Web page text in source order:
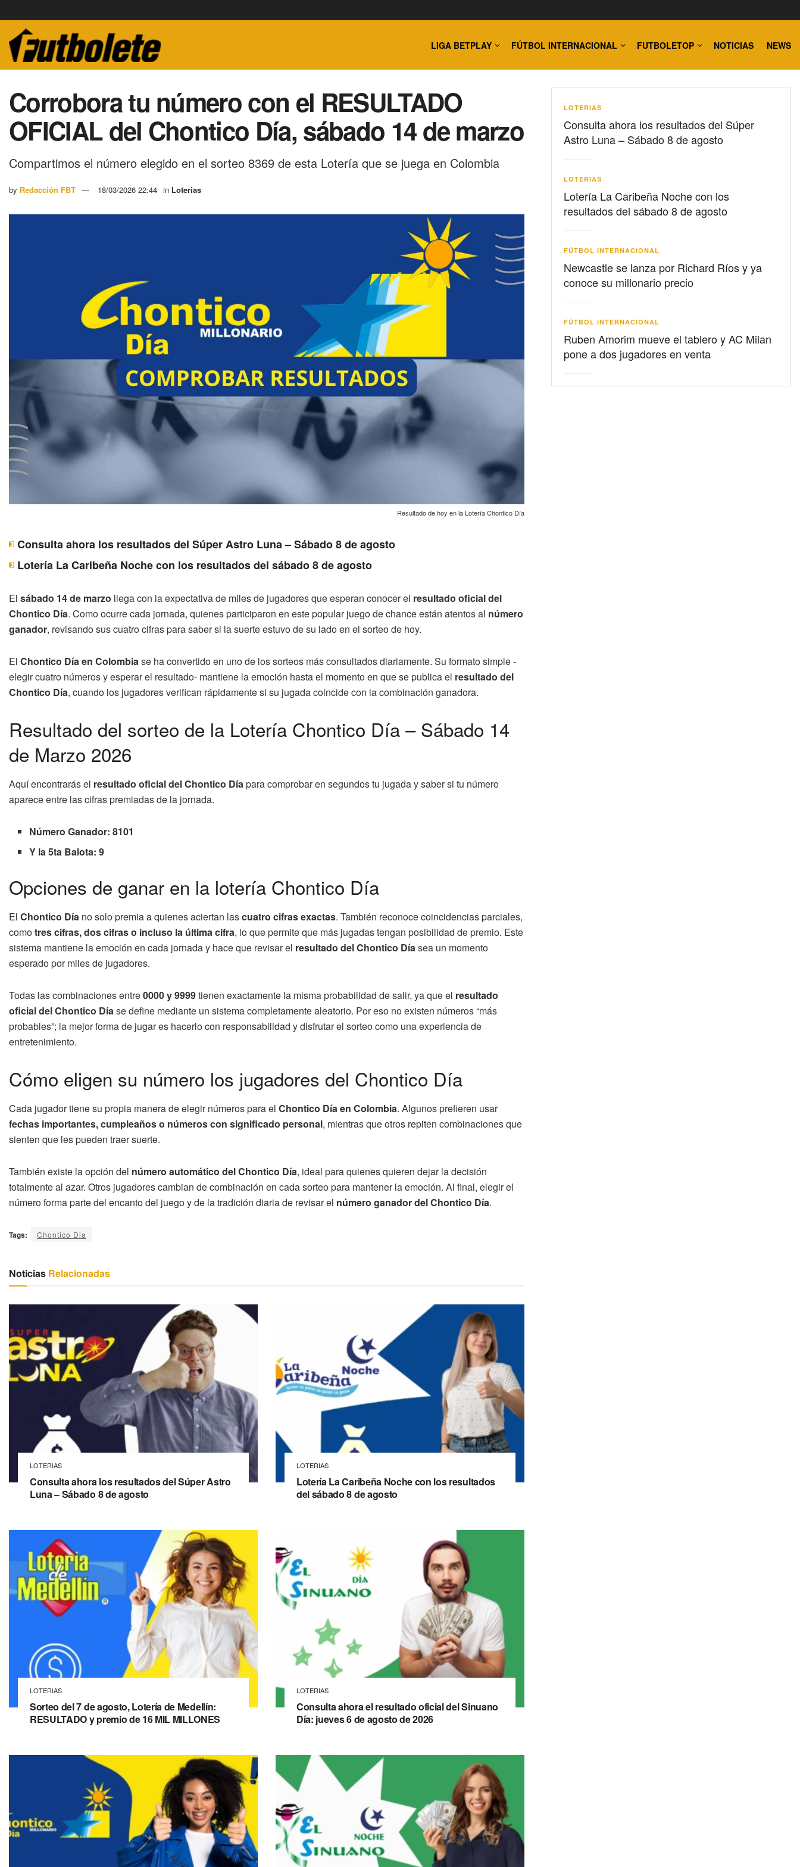
LIGA BETPLAY FÚTBOL INTERNACIONAL FUTBOLETOP NOTICIAS NEWS
Corrobora tu número con el RESULTADO
OFICIAL del Chontico Día, sábado 14 de marzo
Compartimos el número elegido en el sorteo 8369 de esta Lotería que se juega en Colombia
by Redacción FBT 18/03/2026 22:44 in Loterias
Resultado de hoy en la Lotería Chontico Día
Consulta ahora los resultados del Súper Astro Luna – Sábado 8 de agosto
Lotería La Caribeña Noche con los resultados del sábado 8 de agosto
El sábado 14 de marzo llega con la expectativa de miles de jugadores que esperan conocer el resultado oficial del
Chontico Día. Como ocurre cada jornada, quienes participaron en este popular juego de chance están atentos al número
ganador, revisando sus cuatro cifras para saber si la suerte estuvo de su lado en el sorteo de hoy.
El Chontico Día en Colombiase ha convertido en uno de los sorteos más consultados diariamente. Su formato simple -
elegir cuatro números y esperar el resultado- mantiene la emoción hasta el momento en que se publica el resultado del
Chontico Día, cuando los jugadores verifican rápidamente si su jugada coincide con la combinación ganadora.
Resultado del sorteo de la Lotería Chontico Día – Sábado 14
de Marzo 2026
Aquí encontrarás el resultado oficial del Chontico Día para comprobar en segundos tu jugada y saber si tu número
aparece entre las cifras premiadas de la jornada.
Número Ganador: 8101
Y la 5ta Balota: 9
Opciones de ganar en la lotería Chontico Día
El Chontico Día no solo premia a quienes aciertan lascuatro cifras exactas. También reconoce coincidencias parciales,
comotres cifras, dos cifras o incluso la última cifra, lo que permite que más jugadas tengan posibilidad de premio. Este
sistema mantiene la emoción en cada jornada y hace que revisar el resultado del Chontico Díasea un momento
esperado por miles de jugadores.
Todas las combinaciones entre0000 y 9999tienen exactamente la misma probabilidad de salir, ya que el resultado
oficial del Chontico Díase define mediante un sistema completamente aleatorio. Por eso no existen números “más
probables”; la mejor forma de jugar es hacerlo con responsabilidad y disfrutar el sorteo como una experiencia de
entretenimiento.
Cómo eligen su número los jugadores del Chontico Día
Cada jugador tiene su propia manera de elegir números para el Chontico Día en Colombia. Algunos prefieren usar
fechas importantes, cumpleaños o números con significado personal, mientras que otros repiten combinaciones que
sienten que les pueden traer suerte.
También existe la opción del número automático del Chontico Día, ideal para quienes quieren dejar la decisión
totalmente al azar. Otros jugadores cambian de combinación en cada sorteo para mantener la emoción. Al final, elegir el
número forma parte del encanto del juego y de la tradición diaria de revisar el número ganador del Chontico Día.
Tags: Chontico Dia
Noticias Relacionadas
LOTERIAS
Consulta ahora los resultados del Súper Astro
Luna – Sábado 8 de agosto
LOTERIAS
Lotería La Caribeña Noche con los resultados
del sábado 8 de agosto
LOTERIAS
Sorteo del 7 de agosto, Lotería de Medellín:
RESULTADO y premio de 16 MIL MILLONES
LOTERIAS
Consulta ahora el resultado oficial del Sinuano
Día: jueves 6 de agosto de 2026
LOTERIAS
Consulta ahora los resultados del Súper
Astro Luna – Sábado 8 de agosto
LOTERIAS
Lotería La Caribeña Noche con los
resultados del sábado 8 de agosto
FÚTBOL INTERNACIONAL
Newcastle se lanza por Richard Ríos y ya
conoce su millonario precio
FÚTBOL INTERNACIONAL
Ruben Amorim mueve el tablero y AC Milan
pone a dos jugadores en venta